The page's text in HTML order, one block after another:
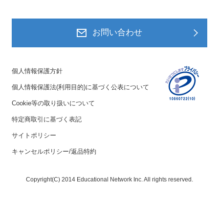
お問い合わせ
個人情報保護方針
個人情報保護法(利用目的)に基づく公表について
Cookie等の取り扱いについて
特定商取引に基づく表記
サイトポリシー
キャンセルポリシー/返品特約
Copyright(C) 2014 Educational Network Inc. All rights reserved.